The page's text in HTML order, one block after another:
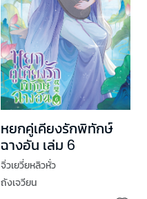
หยกคู่เคียงรักพิทักษ์
ฉางอัน เล่ม 6
จิ่วเยวี่ยหลิวหั่ว
ถังเจวียน